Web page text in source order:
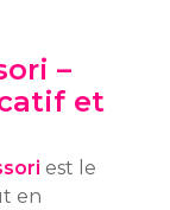
–
et
est le
en